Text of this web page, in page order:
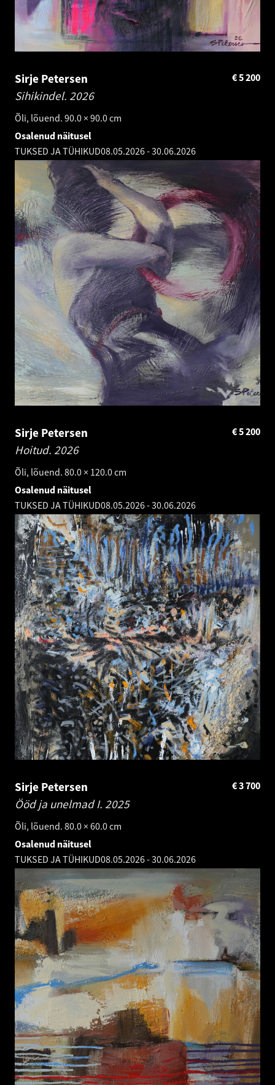
Sirje Petersen
Sihikindel. 2026
Õli, lõuend. 90.0 × 90.0 cm
5 200
€
Osalenud näitusel
TUKSED JA TÜHIKUD08.05.2026-30.06.2026
Sirje Petersen
Hoitud. 2026
Õli, lõuend. 80.0 × 120.0 cm
5 200
€
Osalenud näitusel
TUKSED JA TÜHIKUD08.05.2026-30.06.2026
Sirje Petersen
Ööd ja unelmad I. 2025
Õli, lõuend. 80.0 × 60.0 cm
3 700
€
Osalenud näitusel
TUKSED JA TÜHIKUD08.05.2026-30.06.2026